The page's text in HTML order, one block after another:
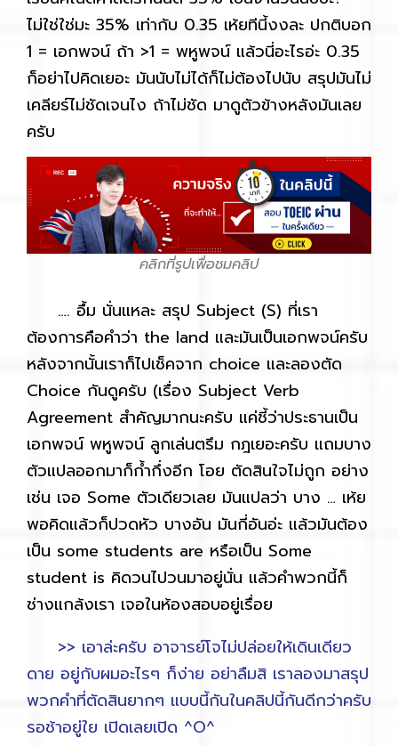
ไม่ใช่ใช่มะ 35% เท่ากับ 0.35 เห้ยทีนี้งงละ ปกติบอก
1 = เอกพจน์ ถ้า >1 = พหูพจน์ แล้วนี่อะไรอ่ะ 0.35
ก็อย่าไปคิดเยอะ มันนับไม่ได้ก็ไม่ต้องไปนับ สรุปมันไม่
เคลียร์ไม่ชัดเจนไง ถ้าไม่ชัด มาดูตัวข้างหลังมันเลย
ครับ
คลิกที่รูปเพื่อชมคลิป
…. อื้ม นั่นแหละ สรุป Subject (S) ที่เรา
ต้องการคือคำว่า the land และมันเป็นเอกพจน์ครับ
หลังจากนั้นเราก็ไปเช็คจาก choice และลองตัด
Choice กันดูครับ (เรื่อง Subject Verb
Agreement สำคัญมากนะครับ แค่ชี้ว่าประธานเป็น
เอกพจน์ พหูพจน์ ลูกเล่นตรึม กฎเยอะครับ แถมบาง
ตัวแปลออกมาก็ก้ำกึ่งอีก โอย ตัดสินใจไม่ถูก อย่าง
เช่น เจอ Some ตัวเดียวเลย มันแปลว่า บาง … เห้ย
พอคิดแล้วก็ปวดหัว บางอัน มันกี่อันอ่ะ แล้วมันต้อง
เป็น some students are หรือเป็น Some
student is คิดวนไปวนมาอยู่นั่น แล้วคำพวกนี้ก็
ช่างแกล้งเรา เจอในห้องสอบอยู่เรื่อย
>> เอาล่ะครับ อาจารย์โจไม่ปล่อยให้เดินเดียว
ดาย อยู่กับผมอะไรๆ ก็ง่าย อย่าลืมสิ เราลองมาสรุป
พวกคำที่ตัดสินยากๆ แบบนี้กันในคลิปนี้กันดีกว่าครับ
รอช้าอยู่ใย เปิดเลยเปิด ^O^